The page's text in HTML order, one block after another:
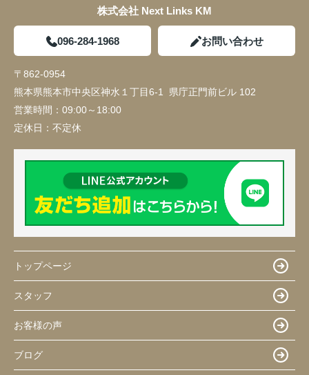
株式会社 Next Links KM
096-284-1968 お問い合わせ
〒862-0954
熊本県熊本市中央区神水１丁目6-1 県庁正門前ビル 102
営業時間： 09:00～18:00
定休日： 不定休
トップページ
スタッフ
お客様の声
ブログ